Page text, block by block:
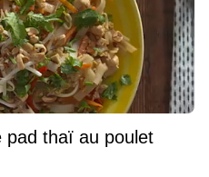
pad thaï au poulet